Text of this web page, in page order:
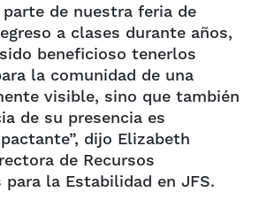
parte de nuestra feria de
a clases durante años,
beneficioso tenerlos
la comunidad de una
visible, sino que también
de su presencia es
dijo Elizabeth
de Recursos
la Estabilidad en JFS.